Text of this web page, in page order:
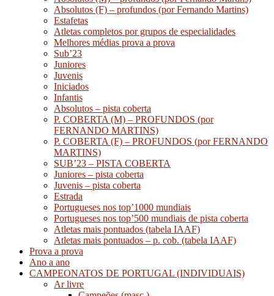
Absolutos (F) – profundos (por Fernando Martins)
Estafetas
Atletas completos por grupos de especialidades
Melhores médias prova a prova
Sub’23
Juniores
Juvenis
Iniciados
Infantis
Absolutos – pista coberta
P. COBERTA (M) – PROFUNDOS (por
FERNANDO MARTINS)
P. COBERTA (F) – PROFUNDOS (por FERNANDO
MARTINS)
SUB’23 – PISTA COBERTA
Juniores – pista coberta
Juvenis – pista coberta
Estrada
Portugueses nos top’1000 mundiais
Portugueses nos top’500 mundiais de pista coberta
Atletas mais pontuados (tabela IAAF)
Atletas mais pontuados – p. cob. (tabela IAAF)
Prova a prova
Ano a ano
CAMPEONATOS DE PORTUGAL (INDIVIDUAIS)
Ar livre